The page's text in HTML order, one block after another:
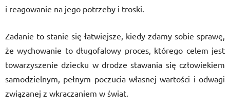
i reagowanie na jego potrzeby i troski.
Zadanie to stanie się łatwiejsze, kiedy zdamy sobie sprawę,
że wychowanie to długofalowy proces, którego celem jest
towarzyszenie dziecku w drodze stawania się człowiekiem
samodzielnym, pełnym poczucia własnej wartości i odwagi
związanej z wkraczaniem w świat.